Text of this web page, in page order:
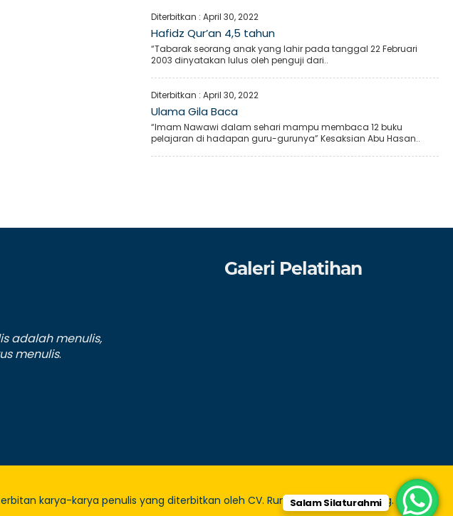
Diterbitkan :April 30, 2022
Hafidz Qur’an 4,5 tahun
“Tabarak seorang anak yang lahir pada tanggal 22 Februari
2003 dinyatakan lulus oleh penguji dari..
Diterbitkan :April 30, 2022
Ulama Gila Baca
“Imam Nawawi dalam sehari mampu membaca 12 buku
pelajaran di hadapan guru-gurunya” Kesaksian Abu Hasan..
adalah menulis,
menulis.
Galeri Pelatihan
karya-karya penulis yang diterbitkan oleh CV. Rumah Literasi Publishing.
Salam Silaturahmi